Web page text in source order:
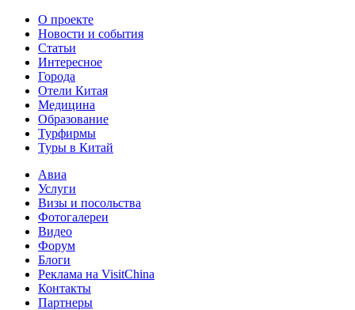
О проекте
Новости и события
Статьи
Интересное
Города
Отели Китая
Медицина
Образование
Турфирмы
Туры в Китай
Авиа
Услуги
Визы и посольства
Фотогалереи
Видео
Форум
Блоги
Реклама на VisitChina
Контакты
Партнеры